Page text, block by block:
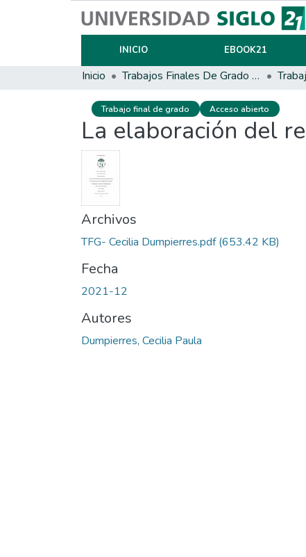
INICIO EBOOK21
Inicio Trabajos Finales De Grado Y Posgrado
Trabajo final de grado Acceso abierto
La elaboración del
Archivos
TFG- Cecilia Dumpierres.pdf(653.42 KB)
Fecha
2021-12
Autores
Dumpierres, Cecilia Paula